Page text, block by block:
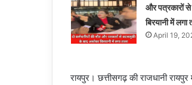
और पत्रकारों
बिरयानी में
April 19,
रायपुर। छत्तीसगढ़ की राजधानी